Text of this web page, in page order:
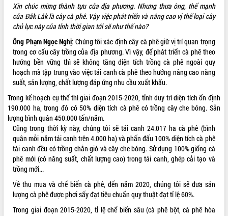
Trailer Lễ hội Sầu riêng Đắk Lắk năm
2026
Khám bệnh, cấp phát thuốc miễn phí
và tặng quà người dân xã Cư Pui
Hội nghị UBND tỉnh Đắk Lắk thường kỳ
tháng 7/2026
Lễ truy tặng danh hiệu “Bà Mẹ Việt
Nam Anh hùng” và trao Huân chương
Lao động
UBND tỉnh Đắk Lắk triển khai nhiệm
vụ 6 tháng cuối năm 2026
Kỳ họp thứ Hai, Hội đồng nhân dân
tỉnh khóa XI quyết nghị nhiều nội dung
quan trọng
Bí thư Tỉnh ủy Lương Nguyễn Minh
Triết thăm, tặng quà người có công với
cách mạng
Rà soát, hoàn thiện hệ thống thiết chế
ALBUM ẢNH
LIÊN KẾT WEB
Xin chúc mừng thành tựu của địa phương. Nhưng thưa ông, thế mạnh
của Đắk Lắk là cây cà phê. Vậy việc phát triển và nâng cao vị thế loại cây
chủ lực này của tỉnh thời gian tới sẽ như thế nào?
Ông Phạm Ngọc Nghị: Chúng tôi xác định cây cà phê giữ vị trí quan trọng
trong cơ cấu cây trồng của địa phương. Vì vậy, để phát triển cà phê theo
hướng bền vững thì sẽ không tăng diện tích trồng cà phê ngoài quy
hoạch mà tập trung vào việc tái canh cà phê theo hướng nâng cao năng
suất, sản lượng, chất lượng đáp ứng nhu cầu xuất khẩu.
Trong kế hoạch cụ thể thì giai đoạn 2015-2020, tỉnh duy trì diện tích ổn định
190.000 ha, trong đó có 50% diện tích cà phê có trồng cây che bóng. Sản
lượng bình quân 450.000 tấn/năm.
Cũng trong thời kỳ này, chúng tôi sẽ tái canh 24.017 ha cà phê (bình
quân mỗi năm tái canh trên 4.000 ha) và phấn đấu 100% diện tích cà phê
tái canh đều có trồng chắn gió và cây che bóng. Sử dụng 100% giống cà
phê mới (có năng suất, chất lượng cao) trong tái canh, ghép cải tạo và
trồng mới...
Về thu mua và chế biến cà phê, đến năm 2020, chúng tôi sẽ đưa sản
lượng cà phê được phơi sấy đạt tiêu chuẩn quy thuật đạt tỉ lệ 60%.
Trong giai đoạn 2015-2020, tỉ lệ chế biến sâu (cà phê bột, cà phê hòa